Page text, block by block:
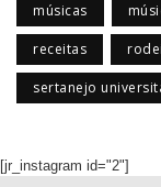
músicas
receitas
sertanejo
[jr_instagram id="2"]